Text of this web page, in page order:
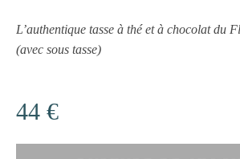
L’authentique tasse à thé et à chocolat du
(avec sous tasse)
44 €